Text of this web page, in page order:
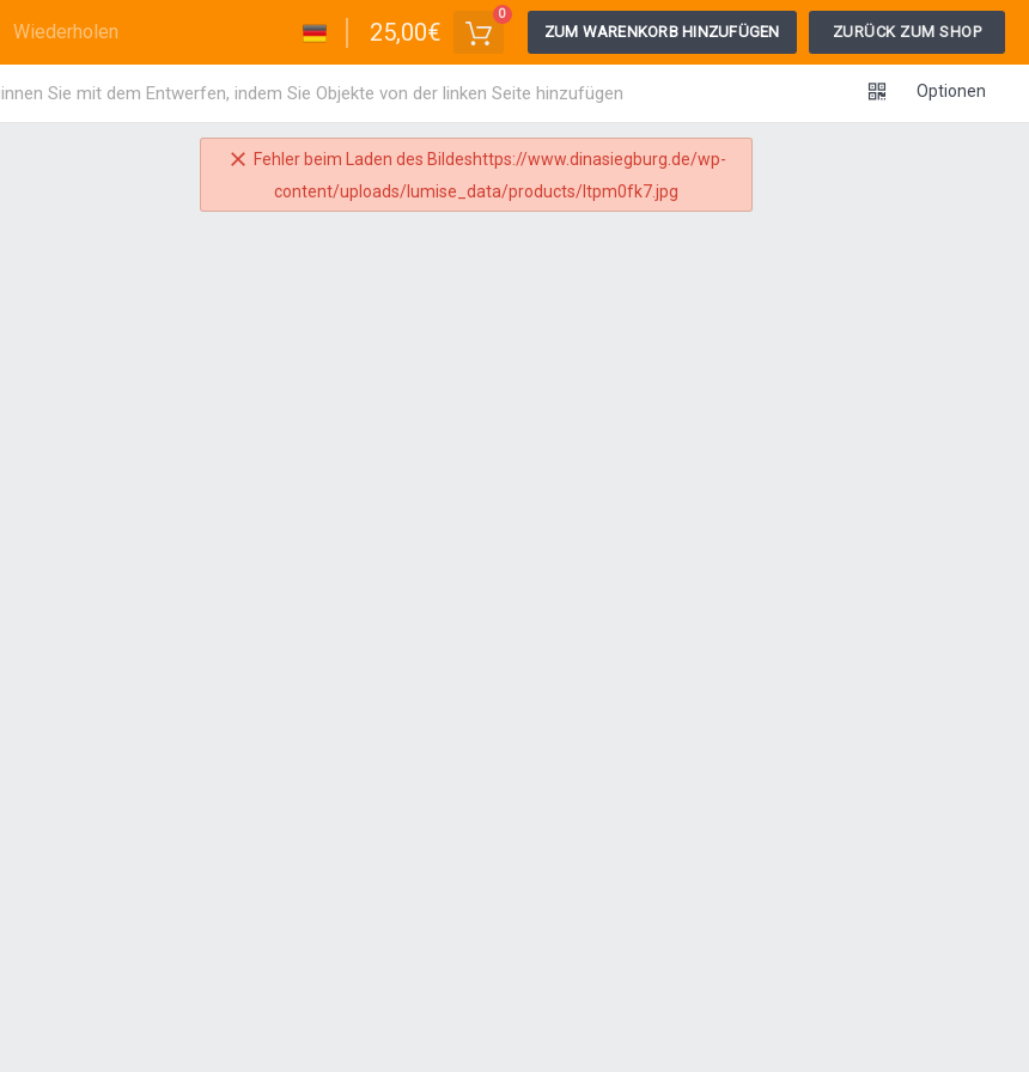
Wiederholen 25,00€
0
ZUM WARENKORB HINZUFÜGEN ZURÜCK ZUM SHOP
Sie mit dem Entwerfen, indem Sie Objekte von der linken Seite hinzufügen Optionen
Fehler beim Laden des Bildeshttps://www.dinasiegburg.de/wp-
content/uploads/lumise_data/products/ltpm0fk7.jpg